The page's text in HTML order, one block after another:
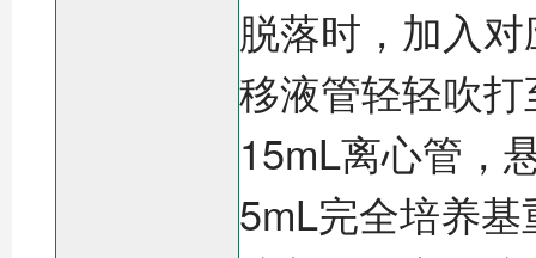
脱落时，加入
移液管轻轻吹
15mL离心管，
5mL完全培养